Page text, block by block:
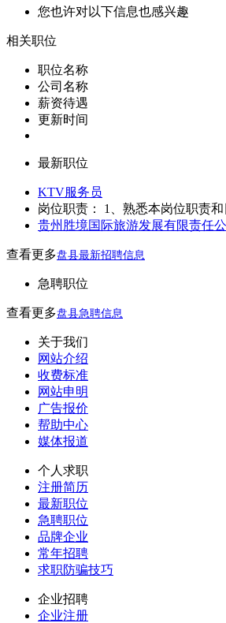
您也许对以下信息也感兴趣
相关职位
职位名称
公司名称
薪资待遇
更新时间
最新职位
KTV服务员
岗位职责： 1、熟悉本岗位职责
贵州胜境国际旅游发展有限责任
查看更多盘县最新招聘信息
急聘职位
查看更多盘县急聘信息
关于我们
网站介绍
收费标准
网站申明
广告报价
帮助中心
媒体报道
个人求职
注册简历
最新职位
急聘职位
品牌企业
常年招聘
求职防骗技巧
企业招聘
企业注册